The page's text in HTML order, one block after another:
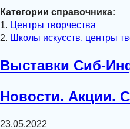
Категории справочника:
1. Центры творчества
2. Школы искусств, центры
Выставки Сиб-
Новости. Акции.
23.05.2022